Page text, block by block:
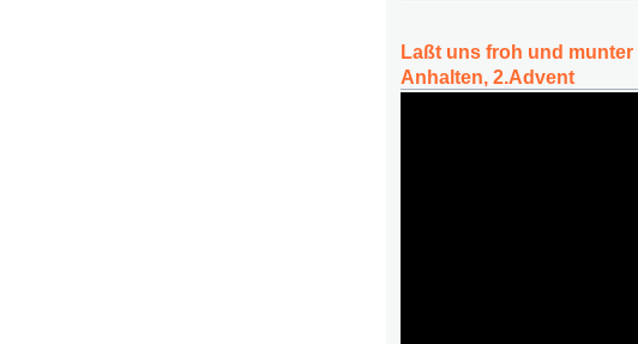
Laßt uns froh und
Anhalten, 2.Advent